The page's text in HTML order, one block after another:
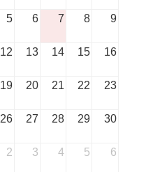
5 6 7 8 9
12 13 14 15 16
19 20 21 22 23
26 27 28 29 30
2 3 4 5 6